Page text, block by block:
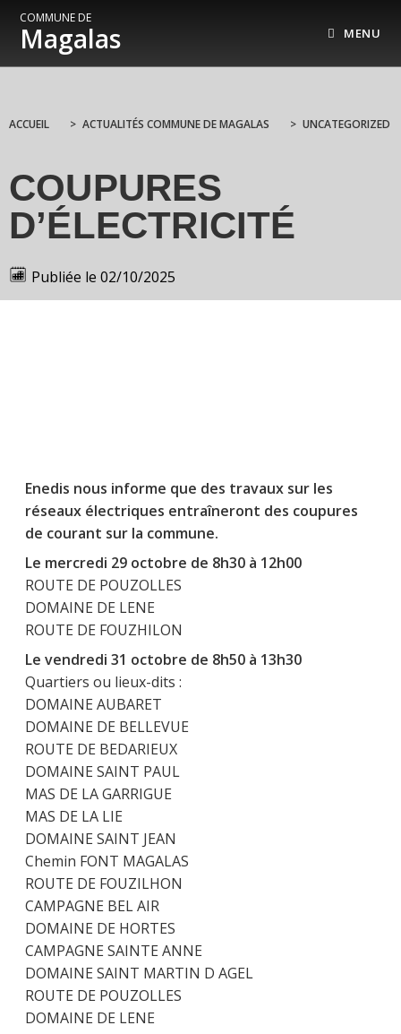
COMMUNE DE
Magalas MENU
ACCUEIL > ACTUALITÉS COMMUNE DE MAGALAS > UNCATEGORIZED
COUPURES
D’ÉLECTRICITÉ
Publiée le 02/10/2025
Enedis nous informe que des travaux sur les
réseaux électriques entraîneront des coupures
de courant sur la commune.
Le mercredi 29 octobre de 8h30 à 12h00
ROUTE DE POUZOLLES
DOMAINE DE LENE
ROUTE DE FOUZHILON
Le vendredi 31 octobre de 8h50 à 13h30
Quartiers ou lieux-dits :
DOMAINE AUBARET
DOMAINE DE BELLEVUE
ROUTE DE BEDARIEUX
DOMAINE SAINT PAUL
MAS DE LA GARRIGUE
MAS DE LA LIE
DOMAINE SAINT JEAN
Chemin FONT MAGALAS
ROUTE DE FOUZILHON
CAMPAGNE BEL AIR
DOMAINE DE HORTES
CAMPAGNE SAINTE ANNE
DOMAINE SAINT MARTIN D AGEL
ROUTE DE POUZOLLES
DOMAINE DE LENE